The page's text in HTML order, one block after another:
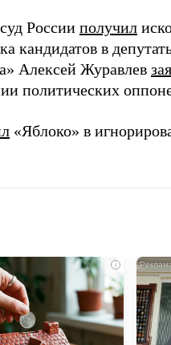
России получил
кандидатов в
Алексей Журавлев
политических
«Яблоко» в
i